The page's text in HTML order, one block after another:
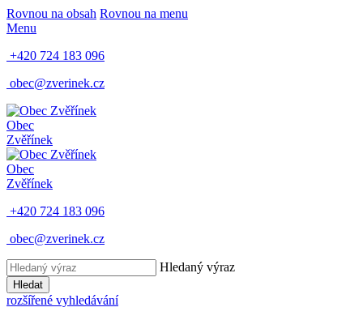
Rovnou na obsah Rovnou na menu
Menu
+420 724 183 096
obec@zverinek.cz
Obec
Zvěřínek
Obec
Zvěřínek
+420 724 183 096
obec@zverinek.cz
Hledaný výraz
Hledat
rozšířené vyhledávání